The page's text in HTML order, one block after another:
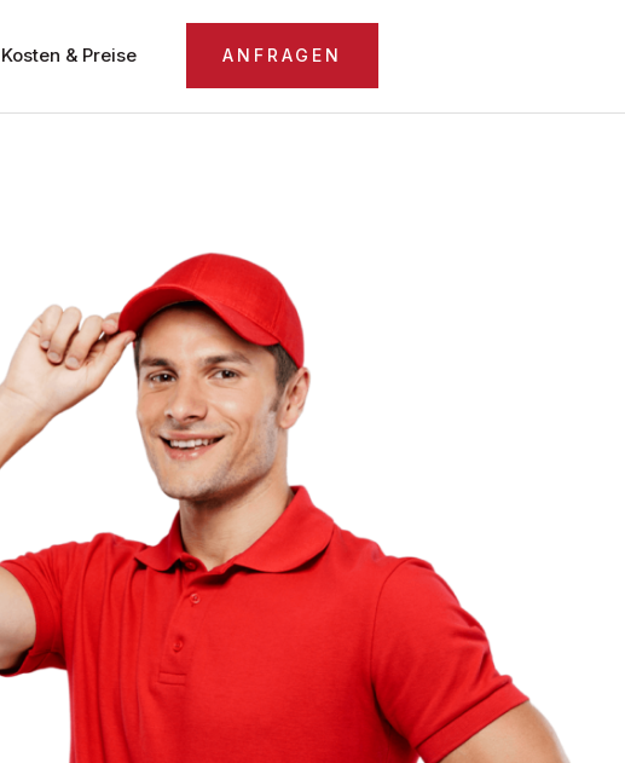
Kosten & Preise ANFRAGEN